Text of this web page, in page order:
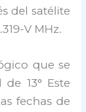
del satélite
V MHz.
que se
13° Este
fechas de